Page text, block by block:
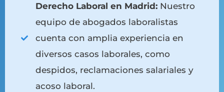
Derecho Laboral en Madrid:Nuestro
equipo de abogados laboralistas
cuenta con amplia experiencia en
diversos casos laborales, como
despidos, reclamaciones salariales y
acoso laboral.